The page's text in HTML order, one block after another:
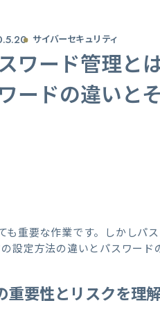
サイバーセキュリティ
ワード管理と
ードの違いと
も重要な作業です。しかしパ
設定方法の違いとパスワード
要性とリスクを理